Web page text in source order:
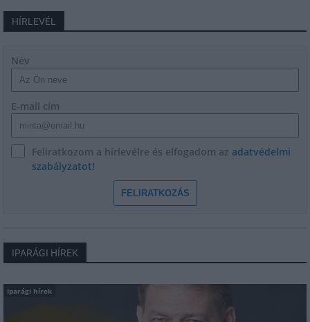
HÍRLEVÉL
Név
E-mail cím
Feliratkozom a hírlevélre és elfogadom az adatvédelmi
szabályzatot!
FELIRATKOZÁS
IPARÁGI HÍREK
Iparági hírek